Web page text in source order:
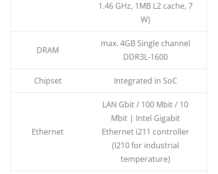
1.46 GHz, 1MB L2 cache, 7
W)
DRAM
max. 4GB Single channel
DDR3L-1600
Chipset Integrated in SoC
Ethernet
LAN Gbit / 100 Mbit / 10
Mbit | Intel Gigabit
Ethernet i211 controller
(I210 for industrial
temperature)